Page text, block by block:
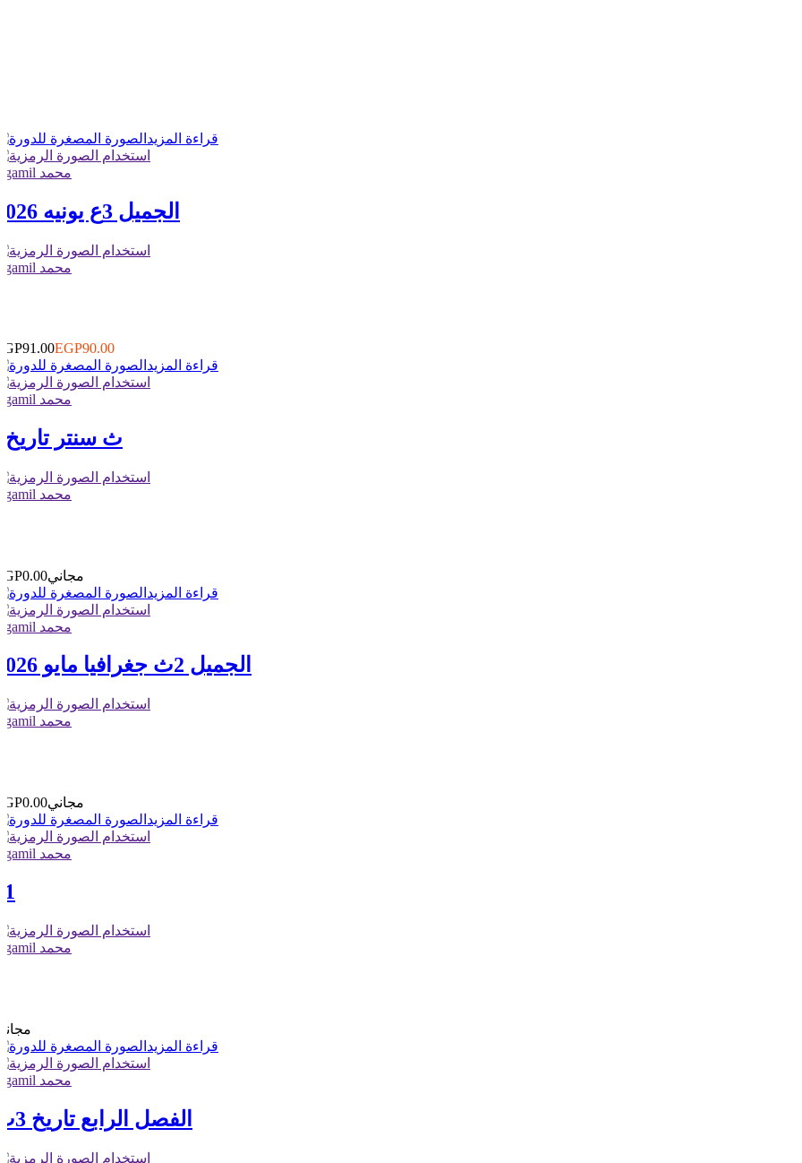
قراءة المزيد
elgamil محمد
الجميل 3ع يونيه 2026
elgamil محمد
EGP90.00
قراءة المزيد
elgamil محمد
3ث سنتر تاريخ
elgamil محمد
مجاني
قراءة المزيد
elgamil محمد
الجميل 2ث جغرافيا مايو 2026
elgamil محمد
مجاني
قراءة المزيد
elgamil محمد
elgamil محمد
قراءة المزيد
elgamil محمد
الفصل الرابع تاريخ 3ث